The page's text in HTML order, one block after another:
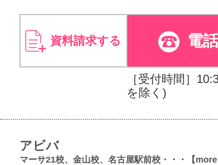
資料請求する 電
［受付時間］
を除く)
アビバ
マーサ21校、金山校、名古屋駅前校・・・【